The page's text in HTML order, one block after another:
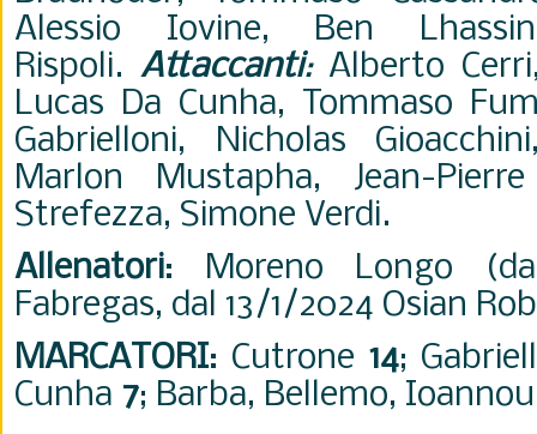
Alessio Iovine, Ben
Rispoli. Attaccanti:Alberto
Lucas Da Cunha, Tommaso
Gabrielloni, Nicholas
Marlon Mustapha, Jean-
Strefezza, Simone Verdi.
Allenatori: Moreno Longo
Fabregas, dal 13/1/2024 Osian
MARCATORI: Cutrone 14;
Cunha 7; Barba, Bellemo,